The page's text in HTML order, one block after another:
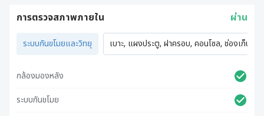
การตรวจสภาพภายใน ผ่าน
ระบบกันขโมยและวิทยุ เบาะ, แผงประตู, ฝาครอบ, คอนโซล, ช่องเก็บข
กล้องมองหลัง
ระบบกันขโมย